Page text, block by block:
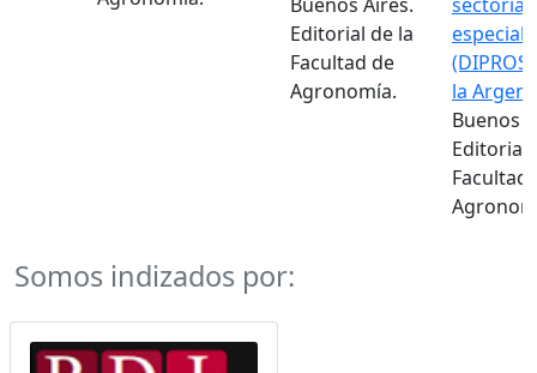
Editorial de la
Facultad de
Agronomía.
especiales
(DIPROSE)
la
Buenos
Editorial
Facultad de